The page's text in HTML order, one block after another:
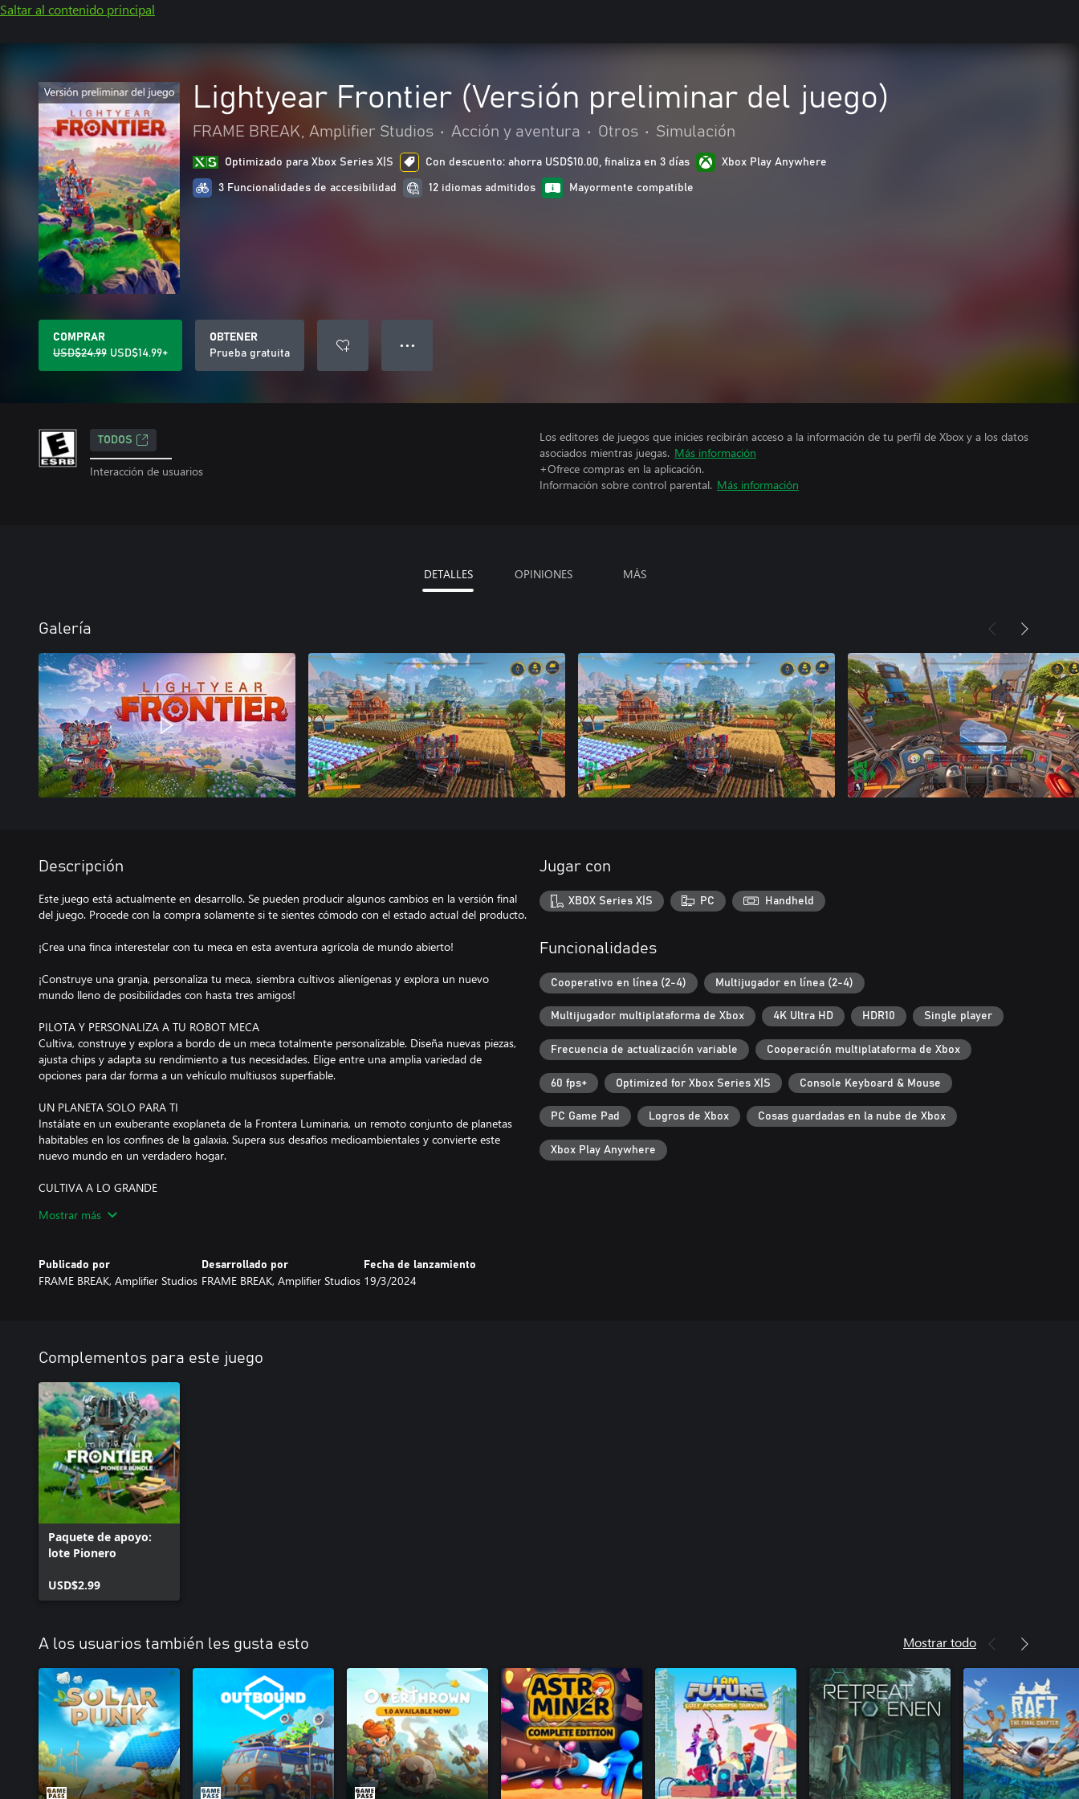
Saltar al contenido principal
Lightyear Frontier (Versión preliminar del juego)
FRAME BREAK, Amplifier Studios • Acción y aventura • Otros • Simulación
Optimizado para Xbox Series X|S Con descuento: ahorra USD$10.00, finaliza en 3 días Xbox Play Anywhere
3 Funcionalidades de accesibilidad 12 idiomas admitidos Mayormente compatible
COMPRAR
USD$24.99 USD$14.99+
OBTENER
Prueba gratuita
● ● ●
TODOS
Interacción de usuarios
Los editores de juegos que inicies recibirán acceso a la información de tu perfil de Xbox y a los datos
asociados mientras juegas. Más información
+Ofrece compras en la aplicación.
Información sobre control parental. Más información
DETALLES OPINIONES MÁS
Galería
Descripción
Este juego está actualmente en desarrollo. Se pueden producir algunos cambios en la versión final
del juego. Procede con la compra solamente si te sientes cómodo con el estado actual del producto.
¡Crea una finca interestelar con tu meca en esta aventura agrícola de mundo abierto!
¡Construye una granja, personaliza tu meca, siembra cultivos alienígenas y explora un nuevo
mundo lleno de posibilidades con hasta tres amigos!
PILOTA Y PERSONALIZA A TU ROBOT MECA
Cultiva, construye y explora a bordo de un meca totalmente personalizable. Diseña nuevas piezas,
ajusta chips y adapta su rendimiento a tus necesidades. Elige entre una amplia variedad de
opciones para dar forma a un vehículo multiusos superfiable.
UN PLANETA SOLO PARA TI
Instálate en un exuberante exoplaneta de la Frontera Luminaria, un remoto conjunto de planetas
habitables en los confines de la galaxia. Supera sus desafíos medioambientales y convierte este
nuevo mundo en un verdadero hogar.
CULTIVA A LO GRANDE
alienígenas como nunca antes, y sácale el máximo partido al terreno con una buena rotación de
CONSTRUYE TU FINCA DESDE CERO
¡Crea la exogranja de tus sueños! Deja tu marca en el mundo construyendo una finca desde sus
MARCA LA DIFERENCIA
Envía recursos a colonias lejanas, haz amigos en otros planetas y construye un establo lleno de
ganado alienígena. Comparte el fruto de tu cosecha para ayudar a quienes te rodean y construir un
futuro mejor.
TRABAJA POR TU CUENTA O EN GRUPO
Aunque tu meca puede encargarse de todo lo que el mundo le eche, ¡siéntete libre de invitar a tres
amigos para que se unan a ti en este viaje de asentamiento y exploración! Reúne recursos para
crear la finca perfecta y comparte con tus amigos la gratificante sensación de una buena cosecha.
Mostrar más
Publicado por
FRAME BREAK, Amplifier Studios
Desarrollado por
FRAME BREAK, Amplifier Studios
Fecha de lanzamiento
19/3/2024
Jugar con
XBOX Series X|S PC Handheld
Funcionalidades
Cooperativo en línea (2-4) Multijugador en línea (2-4)
Multijugador multiplataforma de Xbox 4K Ultra HD HDR10 Single player
Frecuencia de actualización variable Cooperación multiplataforma de Xbox
60 fps+ Optimized for Xbox Series X|S Console Keyboard & Mouse
PC Game Pad Logros de Xbox Cosas guardadas en la nube de Xbox
Xbox Play Anywhere
Complementos para este juego
Paquete de apoyo:
lote Pionero
USD$2.99
A los usuarios también les gusta esto Mostrar todo